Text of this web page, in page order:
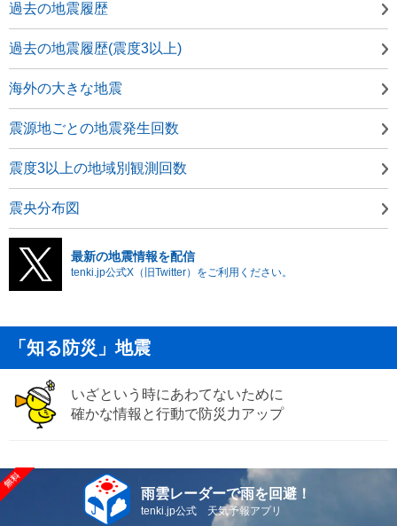
過去の地震履歴
過去の地震履歴(震度3以上)
海外の大きな地震
震源地ごとの地震発生回数
震度3以上の地域別観測回数
震央分布図
最新の地震情報を配信
tenki.jp公式X（旧Twitter）をご利用ください。
「知る防災」地震
いざという時にあわてないために
確かな情報と行動で防災力アップ
雨雲レーダーで雨を回避！
tenki.jp公式 天気予報アプリ